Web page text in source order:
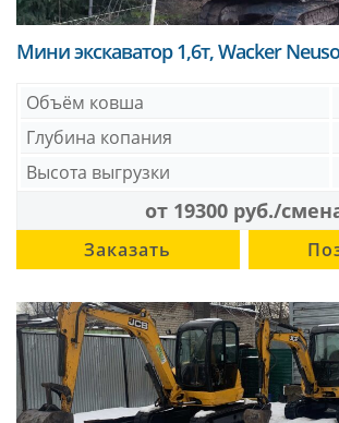
Мини экскаватор 1,6т, Wacker
Объём ковша
Глубина копания
Высота выгрузки
от 19300 руб./
Заказать